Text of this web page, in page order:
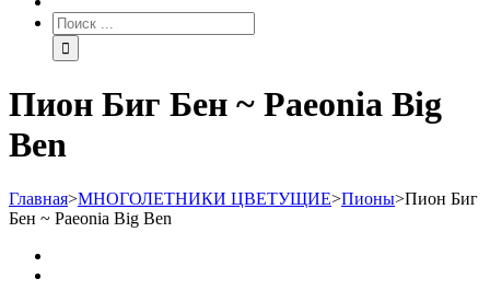
Пион Биг Бен ~ Paeonia Big
Ben
Главная>МНОГОЛЕТНИКИ ЦВЕТУЩИЕ>Пионы>Пион Биг
Бен ~ Paeonia Big Ben